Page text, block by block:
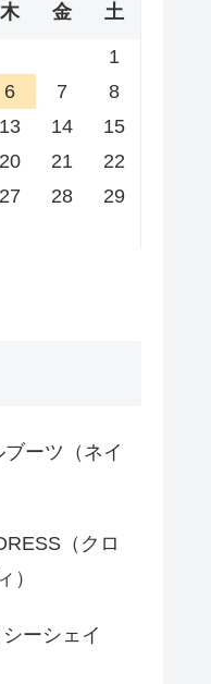
木 金 土
1
6 7
8
13 14
15
20 21
22
27 28
29
ーツ（ネイ
（クロ
）
ーシェイ